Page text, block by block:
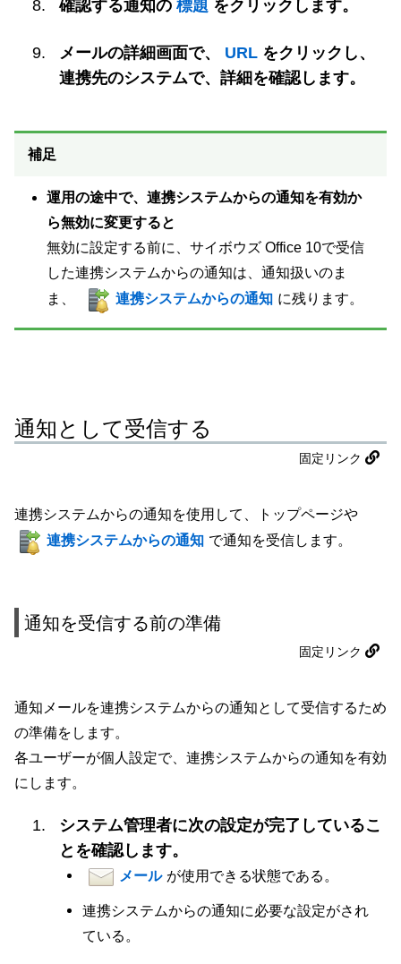
確認する通知の 標題 をクリックします。
メールの詳細画面で、 URL をクリックし、
連携先のシステムで、詳細を確認します。
補足
運用の途中で、連携システムからの通知を有効か
ら無効に変更すると
無効に設定する前に、サイボウズ Office 10で受信
した連携システムからの通知は、通知扱いのま
ま、
連携システムからの通知 に残ります。
通知として受信する
固定リンク
連携システムからの通知を使用して、トップページや
連携システムからの通知 で通知を受信します。
通知を受信する前の準備
固定リンク
通知メールを連携システムからの通知として受信するため
の準備をします。
各ユーザーが個人設定で、連携システムからの通知を有効
にします。
システム管理者に次の設定が完了しているこ
とを確認します。
メール が使用できる状態である。
連携システムからの通知に必要な設定がされ
ている。